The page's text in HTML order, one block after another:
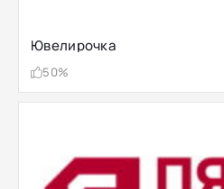
Ювелирочка
50%